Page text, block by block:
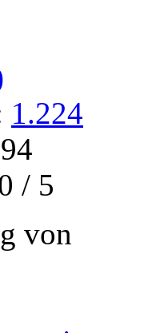
1.224
/ 5
von